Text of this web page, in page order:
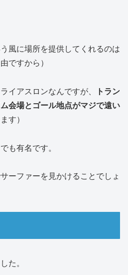
風に場所を提供してくれるのは
ですから）
イアスロンなんですが、
トラン
会場とゴール地点がマジで遠い
す）
も有名です。
ーファーを見かけることでしょ
た。